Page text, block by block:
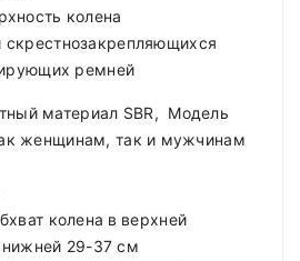
колена
ремней
материал SBR, Модель
женщинам, так и мужчинам
колена в верхней
29-37 см